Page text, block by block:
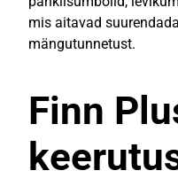
mis aitavad
mängutunnetust.
Finn